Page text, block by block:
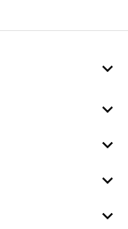




